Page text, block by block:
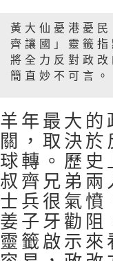
黃大仙憂港憂
齊讓國」靈籤
將全力反對政
簡直妙不可言。
羊年最大
關，取決
球轉。歷
叔齊兄弟
士兵很氣
姜子牙勸
靈籤啟示